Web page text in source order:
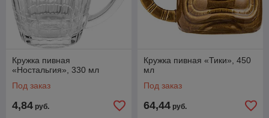
Кружка пивная
«Ностальгия», 330 мл
Под заказ
4,84 руб.
Кружка пивная «Тики», 450
мл
Под заказ
64,44 руб.